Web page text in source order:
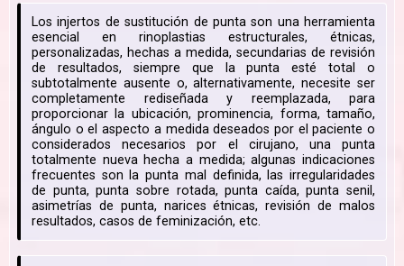
Los injertos de sustitución de punta son una herramienta
esencial en rinoplastias estructurales, étnicas,
personalizadas, hechas a medida, secundarias de revisión
de resultados, siempre que la punta esté total o
subtotalmente ausente o, alternativamente, necesite ser
completamente rediseñada y reemplazada, para
proporcionar la ubicación, prominencia, forma, tamaño,
ángulo o el aspecto a medida deseados por el paciente o
considerados necesarios por el cirujano, una punta
totalmente nueva hecha a medida; algunas indicaciones
frecuentes son la punta mal definida, las irregularidades
de punta, punta sobre rotada, punta caída, punta senil,
asimetrías de punta, narices étnicas, revisión de malos
resultados, casos de feminización, etc.